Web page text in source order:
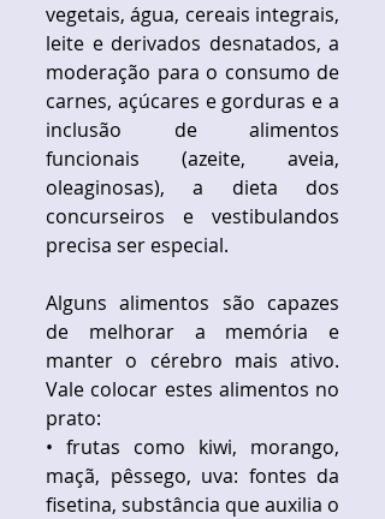
vegetais, água, cereais integrais,
leite e derivados desnatados, a
moderação para o consumo de
carnes, açúcares e gorduras e a
inclusão de alimentos
funcionais (azeite, aveia,
oleaginosas), a dieta dos
concurseiros e vestibulandos
precisa ser especial.
Alguns alimentos são capazes
de melhorar a memória e
manter o cérebro mais ativo.
Vale colocar estes alimentos no
prato:
• frutas como kiwi, morango,
maçã, pêssego, uva: fontes da
fisetina, substância que auxilia o